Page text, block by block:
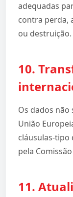
adequadas
contra perda,
ou destruição.
10.
Os dados
União
cláusulas-tipo
pela
11.